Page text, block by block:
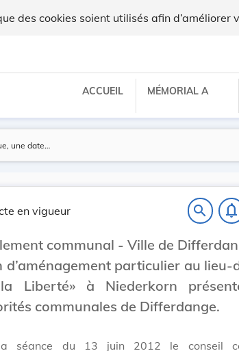
des cookies soient utilisés afin d’améliorer
ACCUEIL MÉMORIAL A
en vigueur search notifications_none
communal - Ville de
d’aménagement particulier au lieu-
Liberté» à Niederkorn
communales de Differdange.
séance du 13 juin 2012 le conseil